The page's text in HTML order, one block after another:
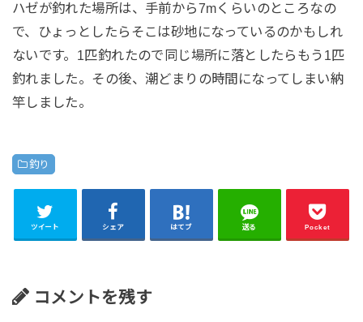
ハゼが釣れた場所は、手前から7mくらいのところなの
で、ひょっとしたらそこは砂地になっているのかもしれ
ないです。1匹釣れたので同じ場所に落としたらもう1匹
釣れました。その後、潮どまりの時間になってしまい納
竿しました。
釣り
ツイート シェア はてブ 送る Pocket
コメントを残す